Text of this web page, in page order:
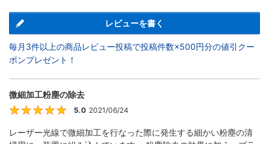
レビューを書く
毎月3件以上の商品レビュー投稿で投稿件数×500円分の値引クー
ポンプレゼント！
微細加工粉塵の除去
5
5.0 2021/06/24
レーザー光線で微細加工を行なった際に発生する細かい粉塵の清